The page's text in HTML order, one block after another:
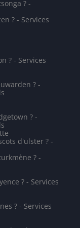
? -
? - Services
? - Services
? -
? -
d'ulster ? -
? -
? - Services
? - Services